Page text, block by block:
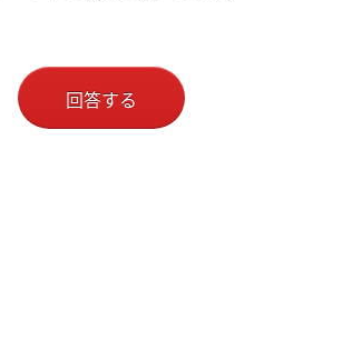
回答する